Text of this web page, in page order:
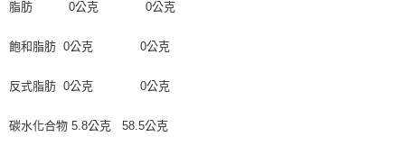
請求用戶進行身份認證。
恩沛科技股份有限公司將有權停止該用戶之使用額度並採取法律行動。
脂肪 0公克 0公克
飽和脂肪 0公克 0公克
反式脂肪 0公克 0公克
碳水化合物 5.8公克 58.5公克